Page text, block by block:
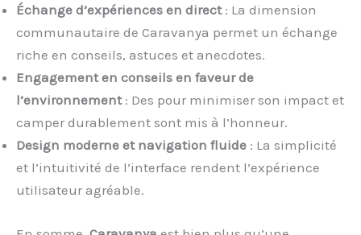
Échange d’expériences en direct: La dimension
communautaire de Caravanya permet un échange
riche en conseils, astuces et anecdotes.
Engagement en conseils en faveur de
l’environnement: Des pour minimiser son impact et
camper durablement sont mis à l’honneur.
Design moderne et navigation fluide : La simplicité
et l’intuitivité de l’interface rendent l’expérience
utilisateur agréable.